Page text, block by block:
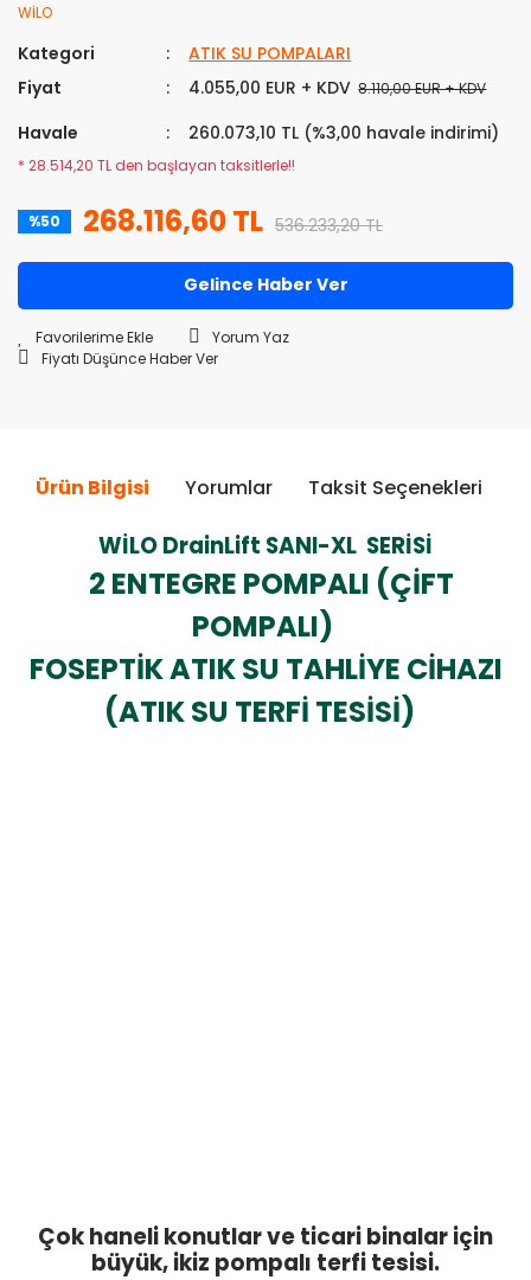
WİLO
Kategori
ATIK SU POMPALARI
Fiyat
4.055,00 EUR + KDV 8.110,00 EUR + KDV
Havale 260.073,10 TL (%3,00 havale indirimi)
* 28.514,20 TL den başlayan taksitlerle!!
%50 268.116,60 TL 536.233,20 TL
Gelince Haber Ver
Yorum Yaz
Fiyatı Düşünce Haber Ver
Ürün Bilgisi Yorumlar Taksit Seçenekleri
WİLO DrainLift SANI-XL SERİSİ
2 ENTEGRE POMPALI (ÇİFT
POMPALI)
FOSEPTİK ATIK SU TAHLİYE CİHAZI
(ATIK SU TERFİ TESİSİ)
Çok haneli konutlar ve ticari binalar için
büyük, ikiz pompalı terfi tesisi.